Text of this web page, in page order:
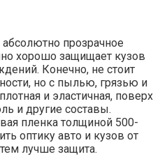
прозрачное
хорошо защищает кузов
Конечно, не стоит
но с пылью, грязью и
и эластичная, поверх
и другие составы.
пленка толщиной 500-
оптику авто и кузов от
лучше защита.